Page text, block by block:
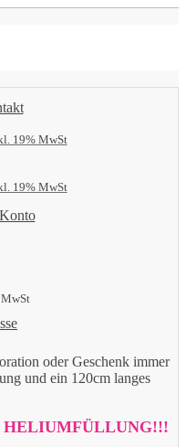
19% MwSt
19% MwSt
oder Geschenk immer
und ein 120cm langes